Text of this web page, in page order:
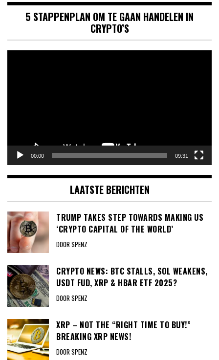
5 STAPPENPLAN OM TE GAAN HANDELEN IN
CRYPTO’S
00:00 09:31
LAATSTE BERICHTEN
TRUMP TAKES STEP TOWARDS MAKING US
‘CRYPTO CAPITAL OF THE WORLD’
DOOR SPENZ
CRYPTO NEWS: BTC STALLS, SOL WEAKENS,
USDT FUD, XRP & HBAR ETF 2025?
DOOR SPENZ
XRP – NOT THE “RIGHT TIME TO BUY!”
BREAKING XRP NEWS!
DOOR SPENZ